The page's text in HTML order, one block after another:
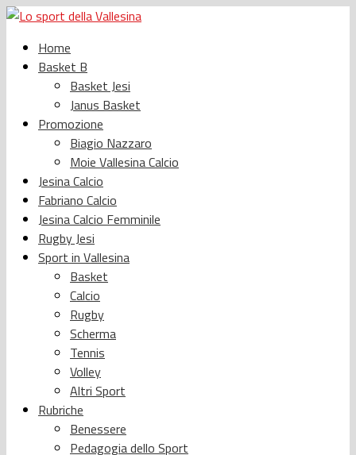
Home
Basket B
Basket Jesi
Janus Basket
Promozione
Biagio Nazzaro
Moie Vallesina Calcio
Jesina Calcio
Fabriano Calcio
Jesina Calcio Femminile
Rugby Jesi
Sport in Vallesina
Basket
Calcio
Rugby
Scherma
Tennis
Volley
Altri Sport
Rubriche
Benessere
Pedagogia dello Sport